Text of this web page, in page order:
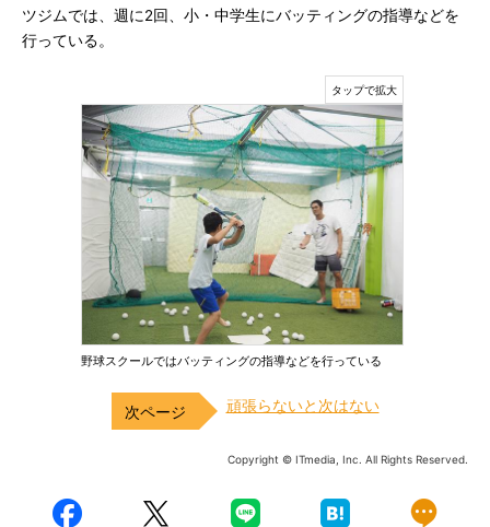
ツジムでは、週に2回、小・中学生にバッティングの指導などを
行っている。
野球スクールではバッティングの指導などを行っている
頑張らないと次はない
Copyright © ITmedia, Inc. All Rights Reserved.